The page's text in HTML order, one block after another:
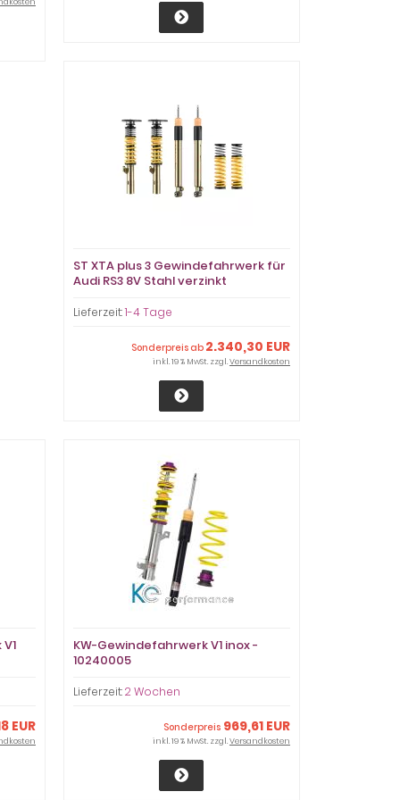
ST XTA plus 3 Gewindefahrwerk für
Audi RS3 8V Stahl verzinkt
Lieferzeit:1-4 Tage
Sonderpreis ab 2.340,30 EUR
inkl. 19 % MwSt. zzgl.Versandkosten
EUR
KW-Gewindefahrwerk V1 inox -
10240005
Lieferzeit:2 Wochen
Sonderpreis 969,61 EUR
inkl. 19 % MwSt. zzgl.Versandkosten